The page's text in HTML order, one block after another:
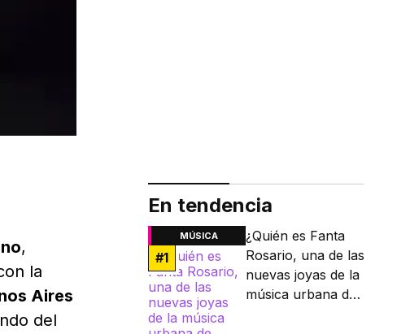
,
la
Aires
del
En tendencia
MÚSICA
#1
¿Quién es Fanta
Rosario, una de las
nuevas joyas de la
música urbana de